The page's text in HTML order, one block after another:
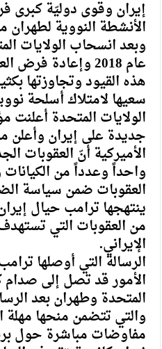
إيران وقوى دوليّة
الأنشطة النووية
وبعد انسحاب الولايات
عام 2018 وإعادة
هذه القيود وتجاوزتها
سعيها لامتلاك أسلحة
الولايات المتحدة
جديدة على إيران وأعلن
الأميركية أنّ العقوبات
واحداً وعدداً من
العقوبات ضمن سياسة
ينتهجها ترامب حيال
من العقوبات التي
الإيراني.
الرسالة التي أوصلها
الأمور قد تصل إلى صدام
المتحدة وطهران بعد
والتي تتضمن منحها مهلة
مفاوضات مباشرة حول